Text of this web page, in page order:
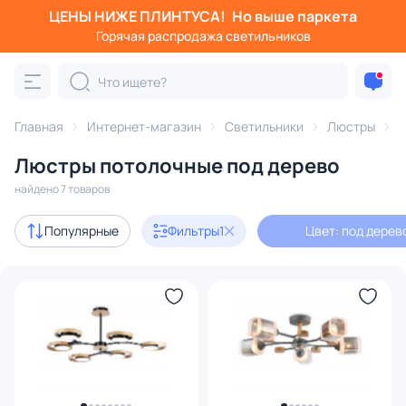
ЦЕНЫ НИЖЕ ПЛИНТУСА! Но выше паркета
Горячая распродажа светильников
Главная Интернет-магазин Светильники Люстры
Люстры потолочные под дерево
найдено 7 товаров
Популярные Фильтры1 Цвет: под
Фильтры
Категория:
хрустальные веточки геометрические
В наличии 7